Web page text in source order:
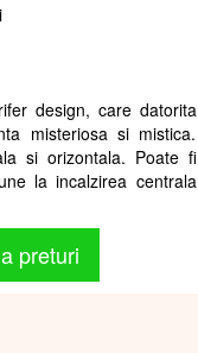
design, care datorita
misteriosa si mistica.
si orizontala. Poate fi
la incalzirea centrala
preturi